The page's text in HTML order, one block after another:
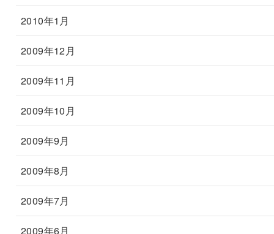
2010年1月
2009年12月
2009年11月
2009年10月
2009年9月
2009年8月
2009年7月
2009年6月